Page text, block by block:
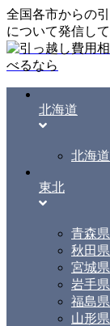
全国各市からの
について発信し
北海道
北海
東北
青森
秋田
宮城
岩手
福島
山形